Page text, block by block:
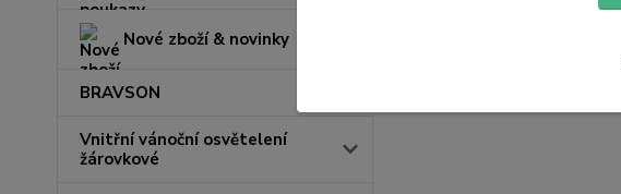
Nové zboží & novinky
BRAVSON
Vnitřní vánoční osvětelení
žárovkové